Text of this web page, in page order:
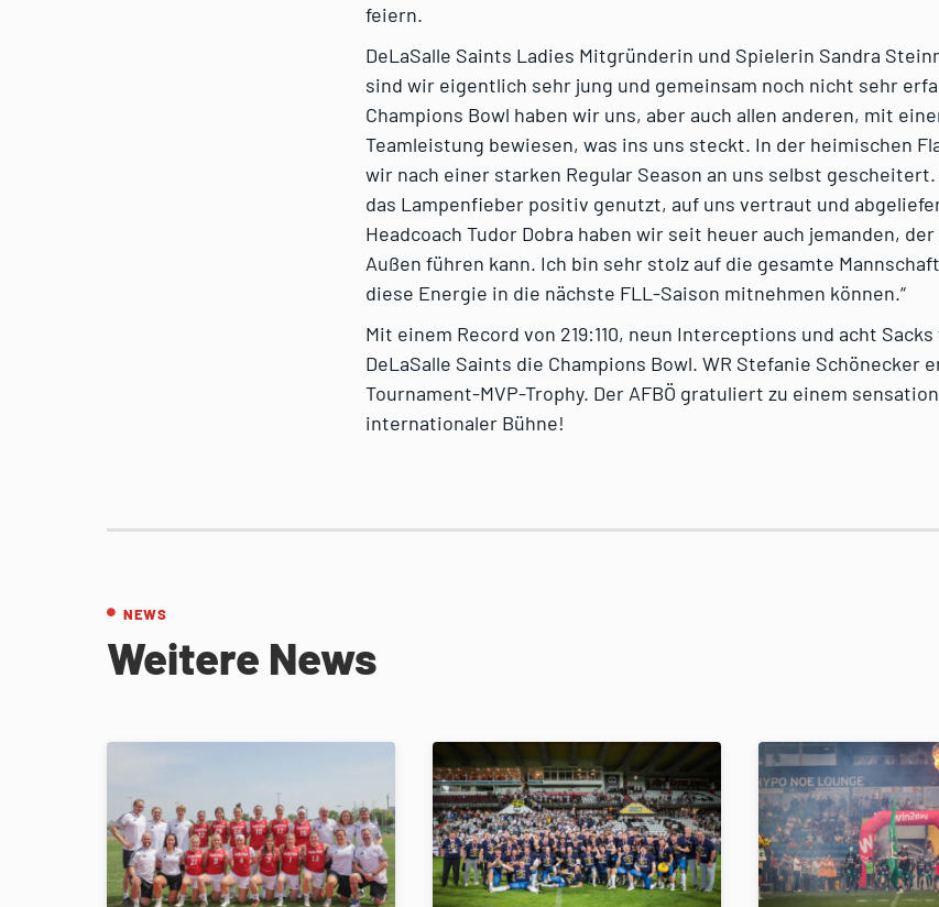
feiern.
DeLaSalle Saints Ladies Mitgründerin und Spielerin Sandra
sind wir eigentlich sehr jung und gemeinsam noch nicht sehr
Champions Bowl haben wir uns, aber auch allen anderen, mit
Teamleistung bewiesen, was ins uns steckt. In der heimischen
wir nach einer starken Regular Season an uns selbst
das Lampenfieber positiv genutzt, auf uns vertraut und
Headcoach Tudor Dobra haben wir seit heuer auch jemanden,
Außen führen kann. Ich bin sehr stolz auf die gesamte
diese Energie in die nächste FLL-Saison mitnehmen können.“
Mit einem Record von 219:110, neun Interceptions und acht
DeLaSalle Saints die Champions Bowl. WR Stefanie Schönecker
Tournament-MVP-Trophy. Der AFBÖ gratuliert zu einem
internationaler Bühne!
NEWS
Weitere News